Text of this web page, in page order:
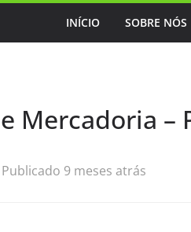
INÍCIO SOBRE NÓS
Mercadoria –
Publicado 9 meses atrás